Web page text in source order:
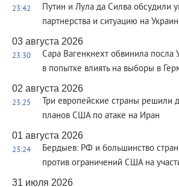
23:42
Путин и Лула да Силва обсудили
партнерства и ситуацию на
03 августа 2026
23:30
Сара Вагенкнехт обвинила посла
в попытке влиять на выборы в
02 августа 2026
23:25
Три европейские страны решили
планов США по атаке на Иран
01 августа 2026
23:24
Бердыев: РФ и большинство
против ограничений США на
31 июля 2026